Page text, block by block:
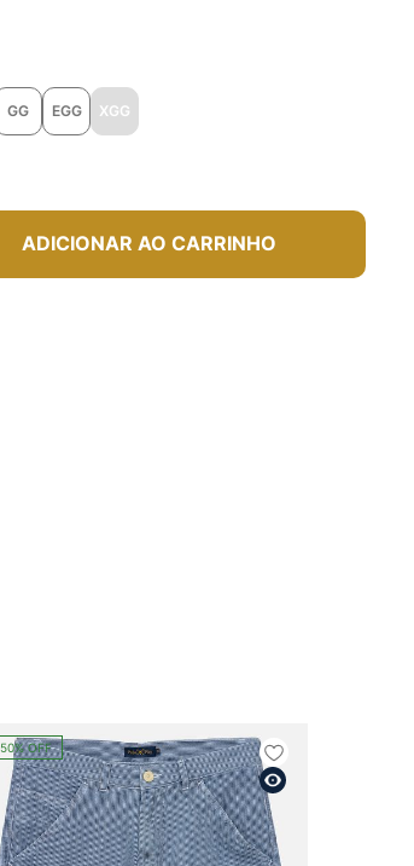
GG EGG XGG
50% OFF